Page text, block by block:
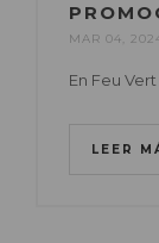
MAR 04,
En Feu
LEER